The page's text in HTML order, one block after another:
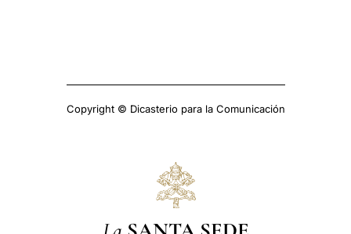
Copyright © Dicasterio para la Comunicación